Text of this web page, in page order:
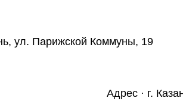
ул. Парижской Коммуны, 19
Адрес · г.